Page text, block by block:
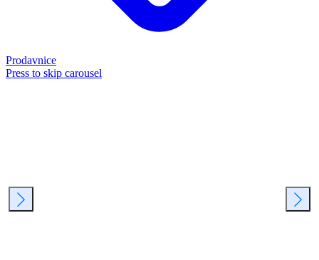
Prodavnice
Press to skip carousel